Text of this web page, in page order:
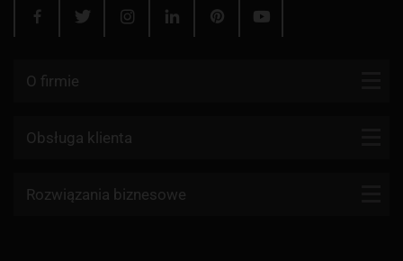
O firmie
Kontakt
Dlaczego my?
Obsługa klienta
Firmy kurierskie
Rozwiązania biznesowe